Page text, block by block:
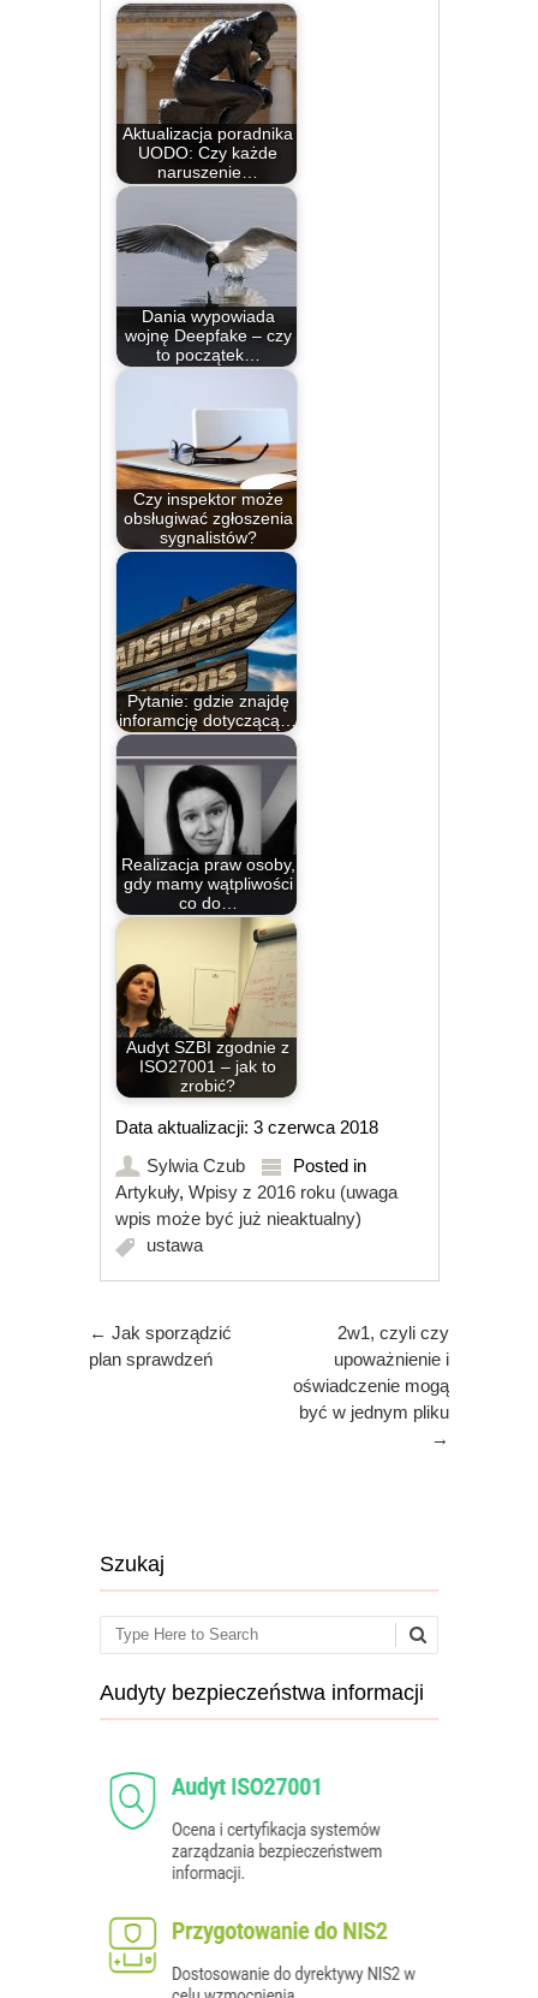
Aktualizacja poradnika
UODO: Czy każde
naruszenie…
Dania wypowiada
wojnę Deepfake – czy
to początek…
Czy inspektor może
obsługiwać zgłoszenia
sygnalistów?
Pytanie: gdzie znajdę
inforamcję dotyczącą…
Realizacja praw osoby,
gdy mamy wątpliwości
co do…
Audyt SZBI zgodnie z
ISO27001 – jak to
zrobić?
Data aktualizacji: 3 czerwca 2018
Sylwia Czub
Posted in
Artykuły,Wpisy z 2016 roku (uwaga
wpis może być już nieaktualny)
ustawa
Post navigation
← Jak sporządzić
plan sprawdzeń
2w1, czyli czy
upoważnienie i
oświadczenie mogą
być w jednym pliku
→
Szukaj
Search
Audyty bezpieczeństwa informacji